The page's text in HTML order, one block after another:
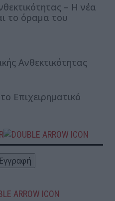
– Η νέα
το όραμα του
Ανθεκτικότητας
Επιχειρηματικό